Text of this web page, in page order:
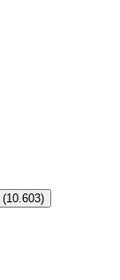
(10.603)